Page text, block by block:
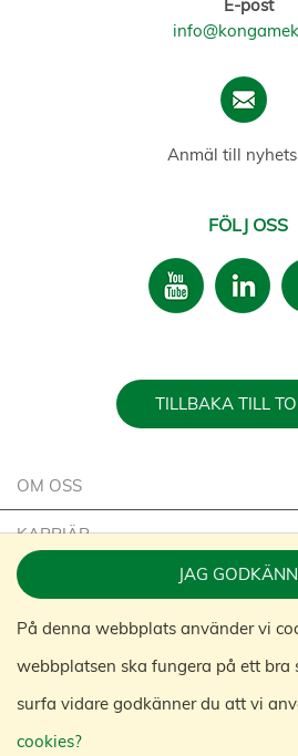
JAG
På denna webbplats använder vi
webbplatsen ska fungera på ett bra
surfa vidare godkänner du att vi
cookies?
E-post
Anmäl till
FÖLJ OSS
TILLBAKA TILL
OM OSS
KARRIÄR
HÅLLBARHET
KONTAKTA OSS
KONGAMEK GROUP